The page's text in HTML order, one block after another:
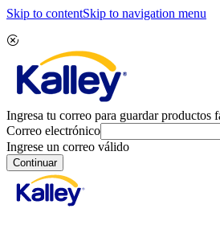
Skip to contentSkip to navigation menu
Ingresa tu correo para guardar productos
Correo electrónico
Ingrese un correo válido
Continuar